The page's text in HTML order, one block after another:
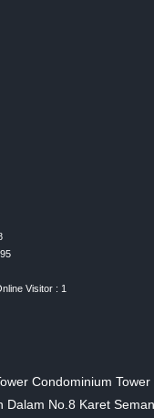
Visitor : 1
Condominium Tower
Dalam No.8 Karet